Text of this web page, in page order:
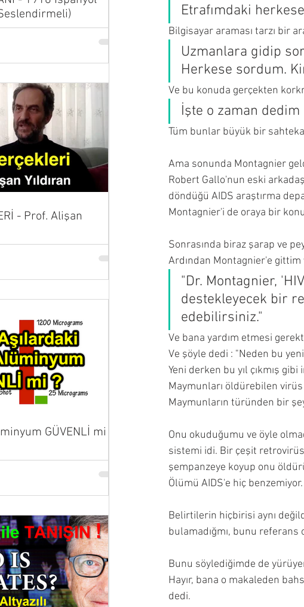
Etrafımdaki
Bilgisayar araması tarzı bir
Uzmanlara gidip
Herkese sordum.
Ve bu konuda gerçekten
İşte o zaman
Tüm bunlar büyük bir
Ama sonunda Montagnier
Robert Gallo'nun eski
döndüğü AIDS araştırma
Montagnier'i de oraya bir
Sonrasında biraz şarap ve
Ardından Montagnier'e gittim
"Dr. Montagnier,
destekleyecek bir
edebilirsiniz."
Ve bana yardım etmesi
Ve şöyle dedi : "Neden bu
Yeni derken bu yıl çıkmış gibi
Maymunları öldürebilen virüs
Maymunların türünden bir
Onu okuduğumu ve öyle
sistemi idi. Bir çeşit
şempanzeye koyup onu
Ölümü AIDS'e hiç
Belirtilerin hiçbirisi aynı
bulamadığmı, bunu
Bunu söylediğimde de
Hayır, bana o makaleden
dedi.
- Prof. Alişan
GÜVENLİ mi ?